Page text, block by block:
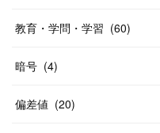
教育・学問・学習 (60)
暗号 (4)
偏差値 (20)